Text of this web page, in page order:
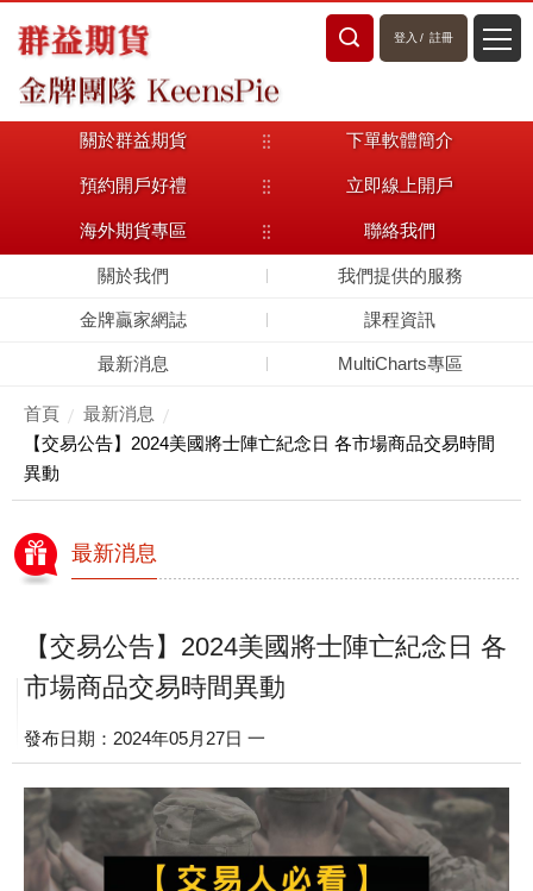
登入 / 註冊
關於群益期貨 下單軟體簡介
預約開戶好禮 立即線上開戶
海外期貨專區 聯絡我們
關於我們 我們提供的服務
金牌贏家網誌 課程資訊
最新消息 MultiCharts專區
首頁
最新消息
【交易公告】2024美國將士陣亡紀念日 各市場商品交易時間
異動
最新消息
【交易公告】2024美國將士陣亡紀念日 各
市場商品交易時間異動
發布日期：2024年05月27日 一